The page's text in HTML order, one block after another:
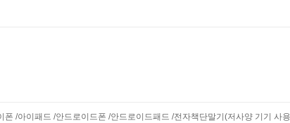
폰 /아이패드 /안드로이드폰 /안드로이드패드 /전자책단말기(저사양 기기 사